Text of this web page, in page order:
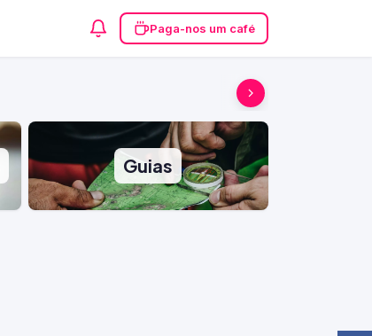
Paga-nos um café
Guias